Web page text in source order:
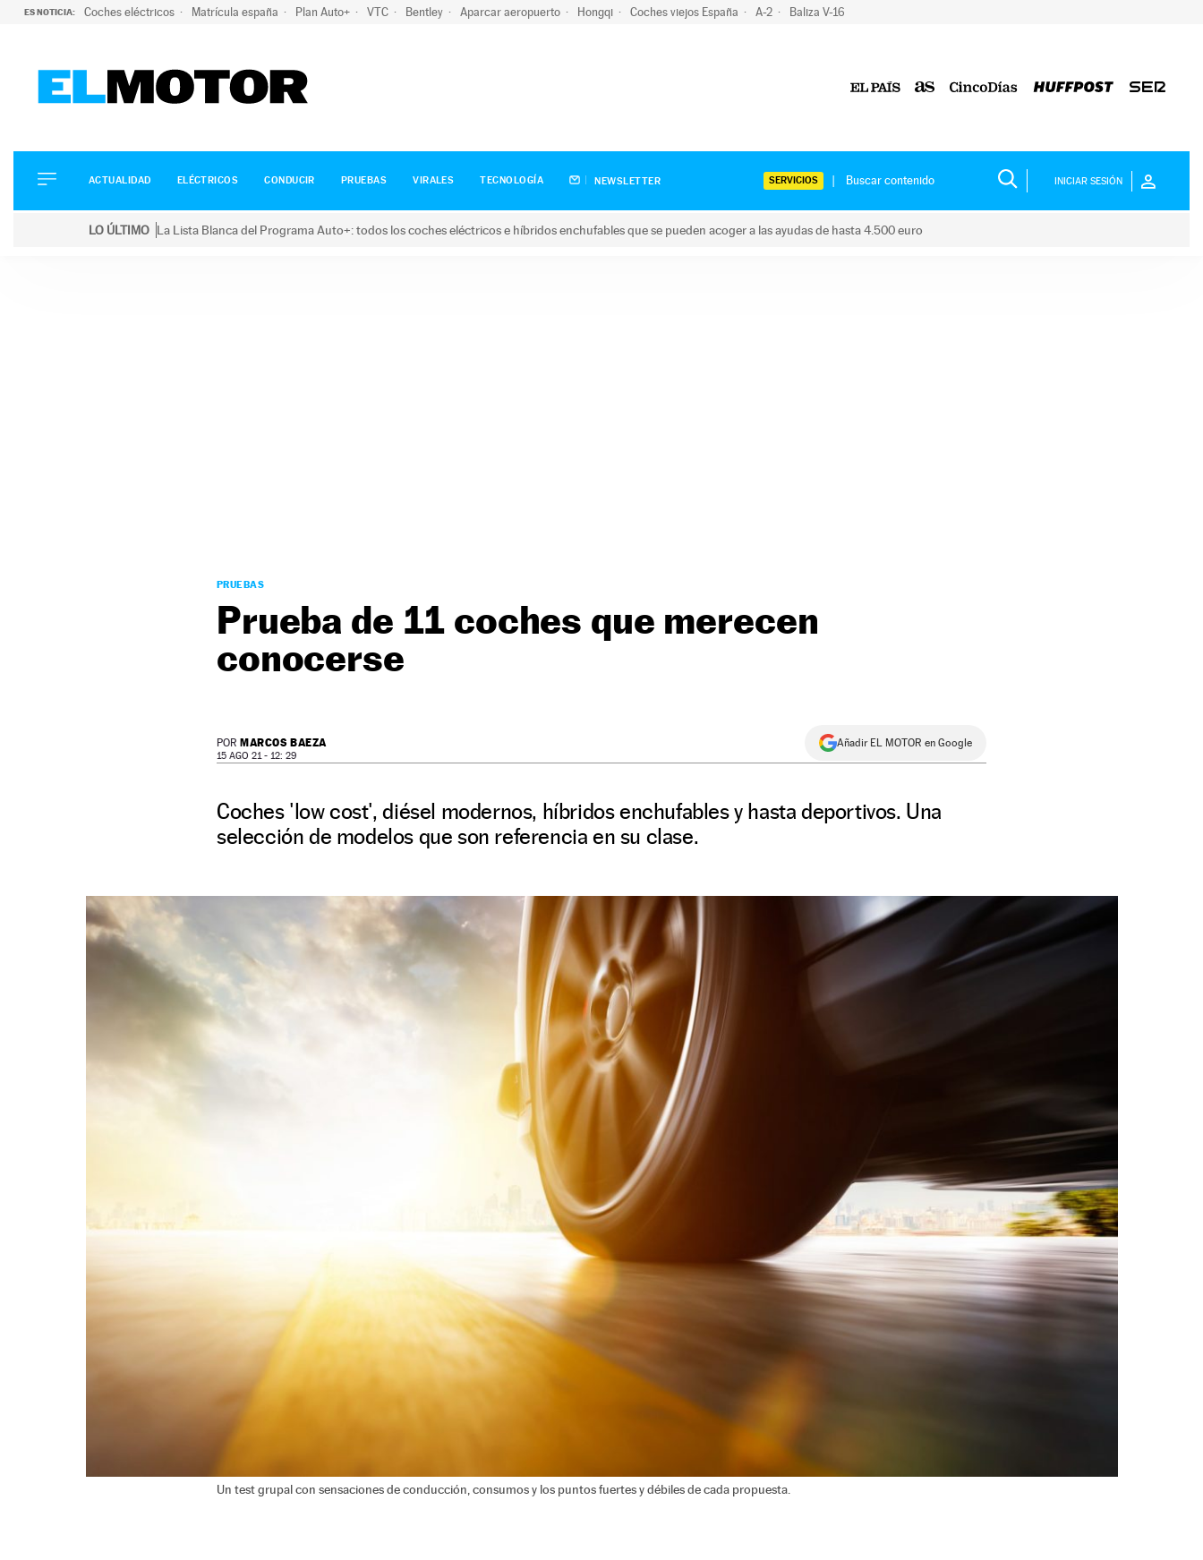
ES NOTICIA: Coches eléctricos Matrícula españa Plan Auto+ VTC Bentley Aparcar aeropuerto Hongqi Coches viejos España A-2 Baliza V-16
ELÉCTRICOS
CONDUCIR
ACTUALIDAD ELÉCTRICOS CONDUCIR PRUEBAS VIRALES TECNOLOGÍA NEWSLETTER SERVICIOS INICIAR SESIÓN
LO ÚLTIMO La Lista Blanca del Programa Auto+: todos los coches eléctricos e híbridos enchufables que se pueden acoger a las ayudas de hasta 4.500 euro
PRUEBAS
Prueba de 11 coches que merecen
conocerse
POR MARCOS BAEZA
15 AGO 21 - 12: 29
Añadir EL MOTOR en Google
Coches 'low cost', diésel modernos, híbridos enchufables y hasta deportivos. Una
selección de modelos que son referencia en su clase.
Un test grupal con sensaciones de conducción, consumos y los puntos fuertes y débiles de cada propuesta.